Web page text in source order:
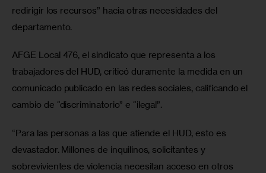
redirigir los recursos” hacia otras necesidades del
departamento.
AFGE Local 476, el sindicato que representa a los
trabajadores del HUD, criticó duramente la medida en un
comunicado publicado en las redes sociales, calificando el
cambio de “discriminatorio” e “ilegal”.
“Para las personas a las que atiende el HUD, esto es
devastador. Millones de inquilinos, solicitantes y
sobrevivientes de violencia necesitan acceso en otros